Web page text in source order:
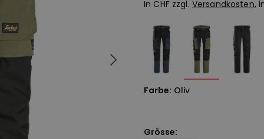
In CHF zzgl. Versandkosten,
Farbe: Oliv
Grösse: